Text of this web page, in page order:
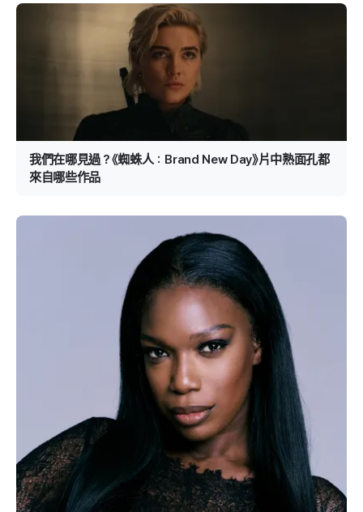
我們在哪見過？《蜘蛛人：Brand New Day》片中熟面孔都
來自哪些作品